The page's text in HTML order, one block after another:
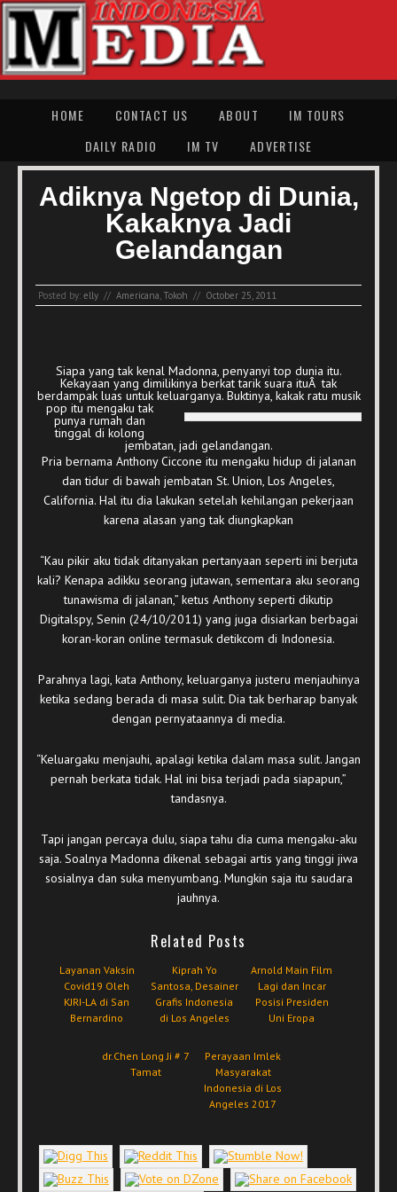
HOME CONTACT US ABOUT
IM TOURS
DAILY RADIO
IM TV ADVERTISE
Adiknya Ngetop di Dunia,
Kakaknya Jadi
Gelandangan
Posted by: elly // Americana Tokoh // October 25, 2011
Siapa yang tak kenal Madonna, penyanyi top dunia itu.
Kekayaan yang dimilikinya berkat tarik suara ituÂ tak
berdampak luas untuk keluarganya. Buktinya, kakak ratu musik
pop itu mengaku tak
punya rumah dan
tinggal di kolong
jembatan, jadi gelandangan.
Pria bernama Anthony Ciccone itu mengaku hidup di jalanan
dan tidur di bawah jembatan St. Union, Los Angeles,
California. Hal itu dia lakukan setelah kehilangan pekerjaan
karena alasan yang tak diungkapkan
“Kau pikir aku tidak ditanyakan pertanyaan seperti ini berjuta
kali? Kenapa adikku seorang jutawan, sementara aku seorang
tunawisma di jalanan,” ketus Anthony seperti dikutip
Digitalspy, Senin (24/10/2011) yang juga disiarkan berbagai
koran-koran online termasuk detikcom di Indonesia.
Parahnya lagi, kata Anthony, keluarganya justeru menjauhinya
ketika sedang berada di masa sulit. Dia tak berharap banyak
dengan pernyataannya di media.
“Keluargaku menjauhi, apalagi ketika dalam masa sulit. Jangan
pernah berkata tidak. Hal ini bisa terjadi pada siapapun,”
tandasnya.
Tapi jangan percaya dulu, siapa tahu dia cuma mengaku-aku
saja. Soalnya Madonna dikenal sebagai artis yang tinggi jiwa
sosialnya dan suka menyumbang. Mungkin saja itu saudara
jauhnya.
Related Posts
Layanan Vaksin
Covid19 Oleh
KJRI-LA di San
Bernardino
Kiprah Yo
Santosa, Desainer
Grafis Indonesia
di Los Angeles
Arnold Main Film
Lagi dan Incar
Posisi Presiden
Uni Eropa
dr.Chen Long Ji # 7
Tamat
Perayaan Imlek
Masyarakat
Indonesia di Los
Angeles 2017